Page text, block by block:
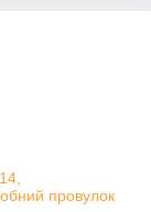
провулок